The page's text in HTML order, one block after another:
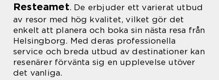
Resteamet. De erbjuder ett varierat utbud
av resor med hög kvalitet, vilket gör det
enkelt att planera och boka sin nästa resa från
Helsingborg. Med deras professionella
service och breda utbud av destinationer kan
resenärer förvänta sig en upplevelse utöver
det vanliga.